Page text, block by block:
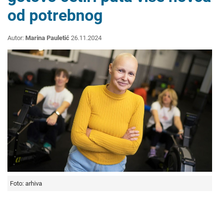
od potrebnog
Autor: Marina Pauletić 26.11.2024
Foto: arhiva